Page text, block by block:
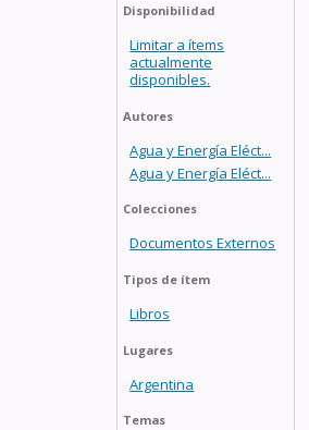
Disponibilidad
Limitar a ítems
actualmente
disponibles.
Autores
Agua y Energía Eléct...
Agua y Energía Eléct...
Colecciones
Documentos Externos
Tipos de ítem
Libros
Lugares
Argentina
Temas